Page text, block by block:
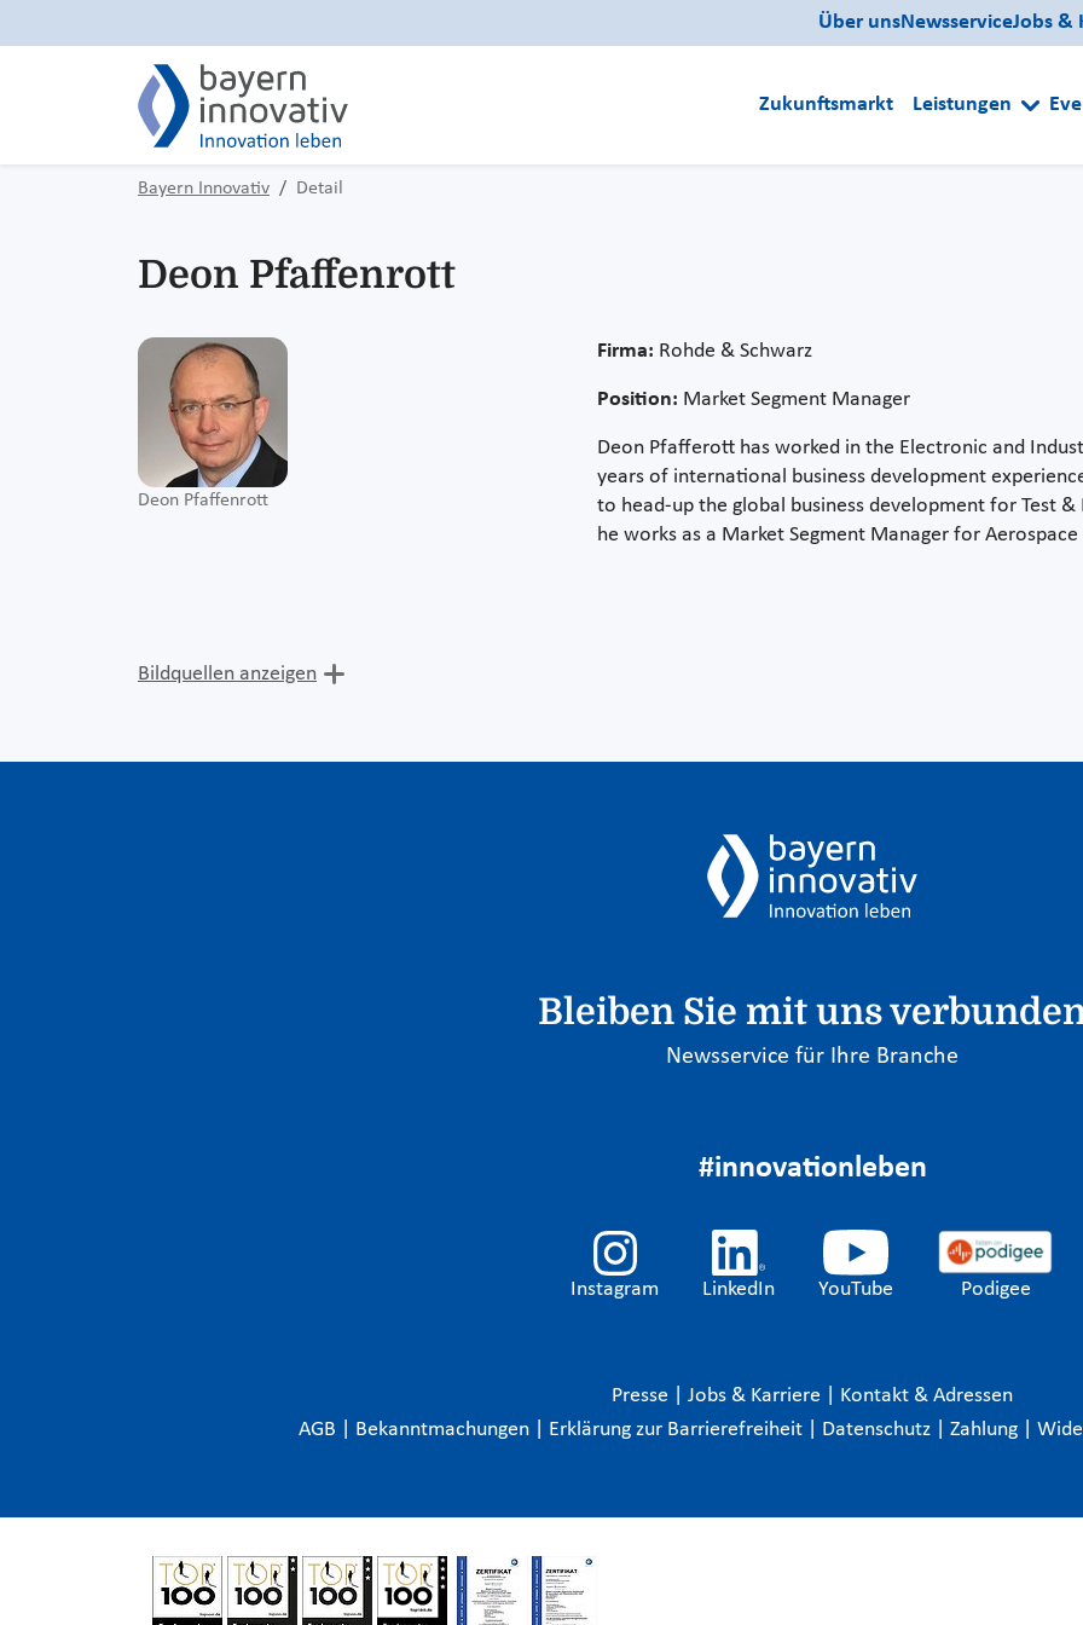
Über unsNewsserviceJobs &
Zukunftsmarkt Leistungen
Bayern Innovativ Detail
Deon Pfaffenrott
Deon Pfaffenrott
Firma: Rohde & Schwarz
Position: Market Segment Manager
Deon Pfafferott has worked in the Electronic and
years of international business development
to head-up the global business development for Test
he works as a Market Segment Manager for
Bildquellen anzeigen
Bleiben Sie mit uns
Newsservice für Ihre Branche
#innovationleben
Instagram LinkedIn YouTube Podigee
Presse Jobs & Karriere
Kontakt & Adressen
AGB
Bekanntmachungen Erklärung zur Barrierefreiheit Datenschutz Zahlung